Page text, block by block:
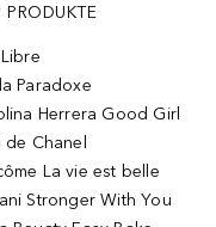
PRODUKTE
Paradoxe
Herrera Good Girl
de Chanel
La vie est belle
Stronger With You